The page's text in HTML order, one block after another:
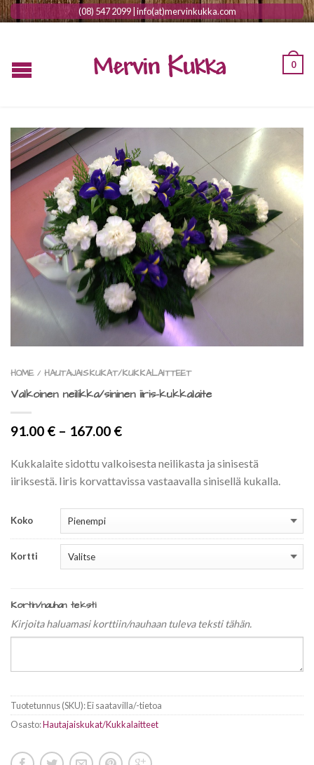
(08) 547 2099 | info(at)mervinkukka.com
0
HOME / HAUTAJAISKUKAT/KUKKALAITTEET
Valkoinen neilikka/sininen iiris-kukkalaite
91.00 € – 167.00 €
Kukkalaite sidottu valkoisesta neilikasta ja sinisestä
iiriksestä. Iiris korvattavissa vastaavalla sinisellä kukalla.
Koko
Kortti
Kortin/nauhan teksti
Kirjoita haluamasi korttiin/nauhaan tuleva teksti tähän.
Tuotetunnus (SKU):Ei saatavilla/-tietoa
Osasto:Hautajaiskukat/Kukkalaitteet